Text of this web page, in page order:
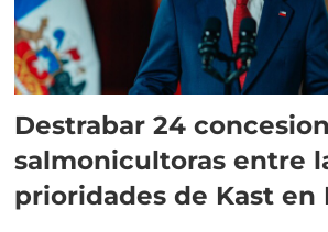
Destrabar 24
salmonicultoras entre
prioridades de Kast en